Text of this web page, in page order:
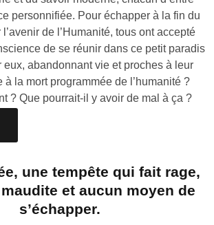
personnifiée. Pour échapper à la fin du
de l’Humanité, tous ont accepté
de se réunir dans ce petit paradis
eux, abandonnant vie et proches à leur
à la mort programmée de l’humanité ?
? Que pourrait-il y avoir de mal à ça ?
une tempête qui fait rage,
et aucun moyen de
s’échapper.